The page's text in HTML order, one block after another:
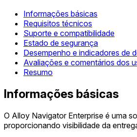
Informações básicas
Requisitos técnicos
Suporte e compatibilidade
Estado de segurança
Desempenho e indicadores de
Avaliações e comentários dos
Resumo
Informações básicas
O Alloy Navigator Enterprise é uma
proporcionando visibilidade da